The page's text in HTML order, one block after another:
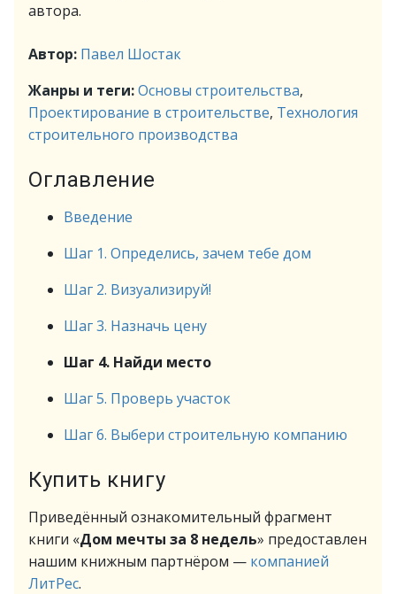
автора.
Автор: Павел Шостак
Жанры и теги:Основы строительства,
Проектирование в строительстве, Технология
строительного производства
Оглавление
Введение
Шаг 1. Определись, зачем тебе дом
Шаг 2. Визуализируй!
Шаг 3. Назначь цену
Шаг 4. Найди место
Шаг 5. Проверь участок
Шаг 6. Выбери строительную компанию
Купить книгу
Приведённый ознакомительный фрагмент
книги «Дом мечты за 8 недель» предоставлен
нашим книжным партнёром — компанией
ЛитРес.